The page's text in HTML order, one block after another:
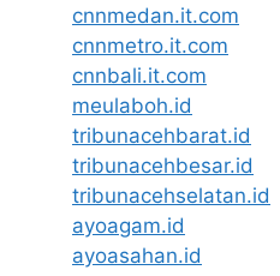
cnnmedan.it.com
cnnmetro.it.com
cnnbali.it.com
meulaboh.id
tribunacehbarat.id
tribunacehbesar.id
tribunacehselatan.id
ayoagam.id
ayoasahan.id